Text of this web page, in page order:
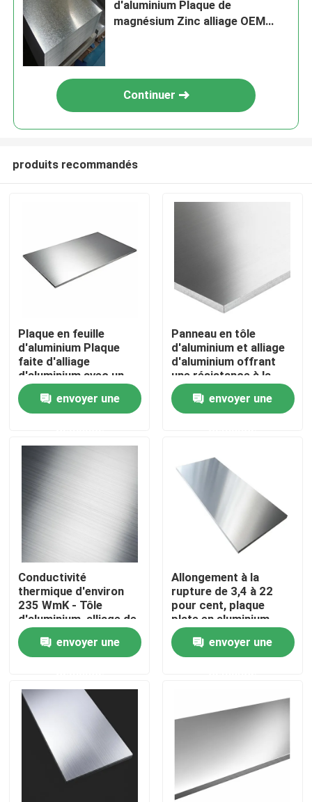
Maison
Vidéos
Au sujet de nous
Visite d'usine
Contrôle de qualité
Nouvelles
tuyau sans couture de solides solubles
d'aluminium Plaque de
magnésium Zinc alliage OEM
Continuer
produits recommandés
Plaque en feuille
d'aluminium Plaque
faite d'alliage
d'aluminium avec un
point de fusion de 616
à 654 degrés Celsius
Convient à diverses
industrielles
envoyer une
Panneau en tôle
d'aluminium et alliage
d'aluminium offrant
une résistance à la
traction ultime de 186
MPa, adapté aux
projets de toiture, de
envoyer une
Conductivité
thermique d'environ
235 WmK - Tôle
d'aluminium, alliage de
type 7075, matériau
pour les industries
aérospatiale,
électronique
envoyer une
Allongement à la
rupture de 3,4 à 22
pour cent, plaque
plate en aluminium,
feuille plate adaptée
aux applications
d'ingénierie et de
envoyer une